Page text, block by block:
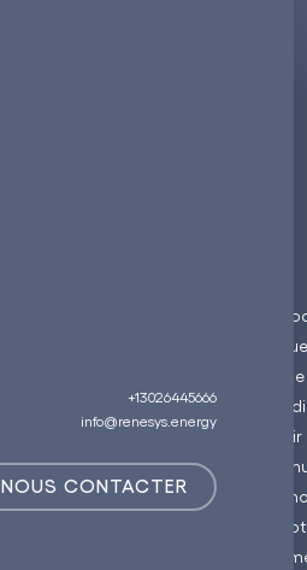
+13026445666
info@renesys.energy
NOUS CONTACTER
Dans la recherche d'un
de la recherche
laisser place à un
technologies de batterie
d’illustrer le fait que
s'épanouir à travers une
densité énergétique, des
considérée comme un
transposables plus